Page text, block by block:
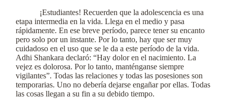
¡Estudiantes! Recuerden que la adolescencia es una
etapa intermedia en la vida. Llega en el medio y pasa
rápidamente. En ese breve período, parece tener su encanto
pero solo por un instante. Por lo tanto, hay que ser muy
cuidadoso en el uso que se le da a este período de la vida.
Adhi Shankara declaró: “Hay dolor en el nacimiento. La
vejez es dolorosa. Por lo tanto, manténganse siempre
vigilantes”. Todas las relaciones y todas las posesiones son
temporarias. Uno no debería dejarse engañar por ellas. Todas
las cosas llegan a su fin a su debido tiempo.